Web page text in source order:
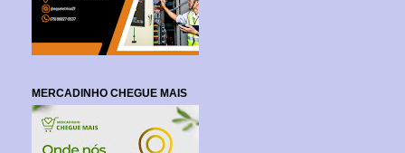
MERCADINHO CHEGUE MAIS